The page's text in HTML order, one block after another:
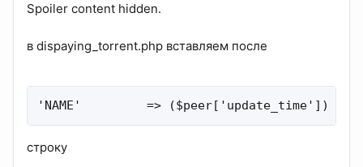
Spoiler content hidden.
в dispaying_torrent.php вставляем после
'NAME'         => ($peer['update_time']) ?
строку